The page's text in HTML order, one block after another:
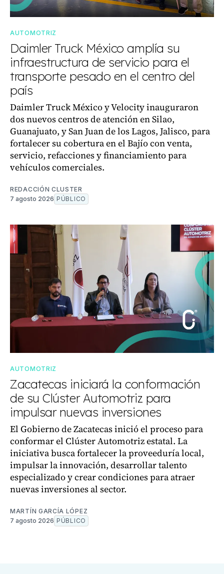
AUTOMOTRIZ
Daimler Truck México amplía su
infraestructura de servicio para el
transporte pesado en el centro del
país
Daimler Truck México y Velocity inauguraron
dos nuevos centros de atención en Silao,
Guanajuato, y San Juan de los Lagos, Jalisco, para
fortalecer su cobertura en el Bajío con venta,
servicio, refacciones y financiamiento para
vehículos comerciales.
REDACCIÓN CLUSTER
7 agosto 2026 PÚBLICO
AUTOMOTRIZ
Zacatecas iniciará la conformación
de su Clúster Automotriz para
impulsar nuevas inversiones
El Gobierno de Zacatecas inició el proceso para
conformar el Clúster Automotriz estatal. La
iniciativa busca fortalecer la proveeduría local,
impulsar la innovación, desarrollar talento
especializado y crear condiciones para atraer
nuevas inversiones al sector.
MARTÍN GARCÍA LÓPEZ
7 agosto 2026 PÚBLICO